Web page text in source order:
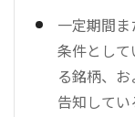
一定期間
条件とし
る銘柄、
告知して